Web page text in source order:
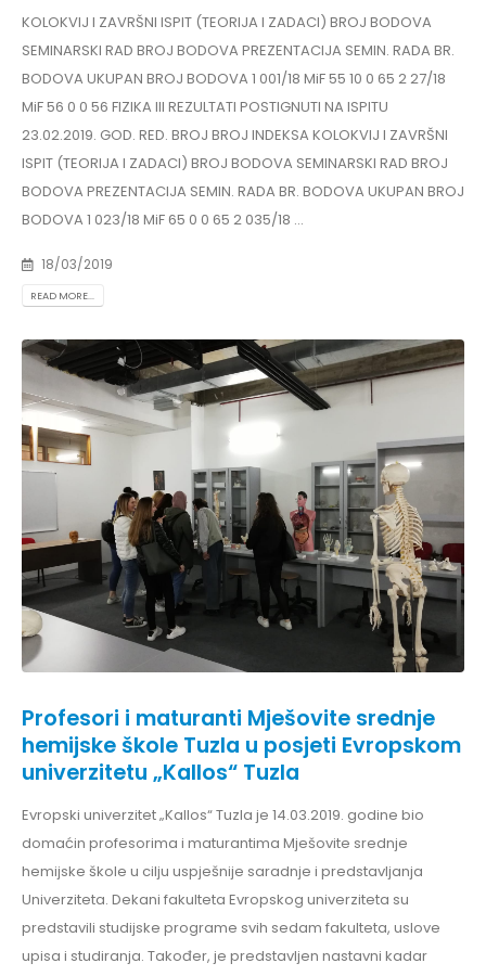
KOLOKVIJ I ZAVRŠNI ISPIT (TEORIJA I ZADACI) BROJ BODOVA
SEMINARSKI RAD BROJ BODOVA PREZENTACIJA SEMIN. RADA BR.
BODOVA UKUPAN BROJ BODOVA 1 001/18 MiF 55 10 0 65 2 27/18
MiF 56 0 0 56 FIZIKA III REZULTATI POSTIGNUTI NA ISPITU
23.02.2019. GOD. RED. BROJ BROJ INDEKSA KOLOKVIJ I ZAVRŠNI
ISPIT (TEORIJA I ZADACI) BROJ BODOVA SEMINARSKI RAD BROJ
BODOVA PREZENTACIJA SEMIN. RADA BR. BODOVA UKUPAN BROJ
BODOVA 1 023/18 MiF 65 0 0 65 2 035/18 ...
18/03/2019
READ MORE...
Profesori i maturanti Mješovite srednje
hemijske škole Tuzla u posjeti Evropskom
univerzitetu „Kallos“ Tuzla
Evropski univerzitet „Kallos“ Tuzla je 14.03.2019. godine bio
domaćin profesorima i maturantima Mješovite srednje
hemijske škole u cilju uspješnije saradnje i predstavljanja
Univerziteta. Dekani fakulteta Evropskog univerziteta su
predstavili studijske programe svih sedam fakulteta, uslove
upisa i studiranja. Također, je predstavljen nastavni kadar